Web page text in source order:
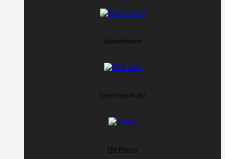
Salatschüsseln
Salatverpackung
Die Platten